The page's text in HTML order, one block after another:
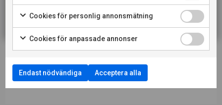
LADDA NER PRESSBILD
LÄS MER OM PRODUCENTEN
Cookies för personlig annonsmätning
Cookies för anpassade annonser
Endast nödvändiga Acceptera alla